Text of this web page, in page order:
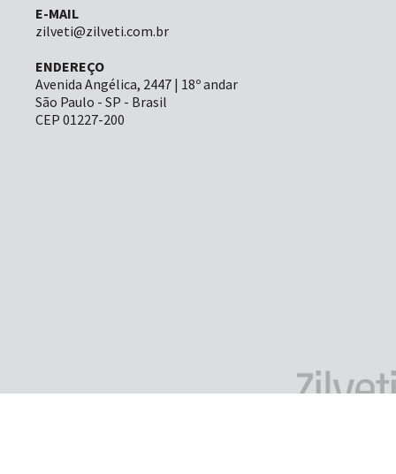
E-MAIL
zilveti@zilveti.com.br
ENDEREÇO
Avenida Angélica, 2447 | 18º andar
São Paulo - SP - Brasil
CEP 01227-200